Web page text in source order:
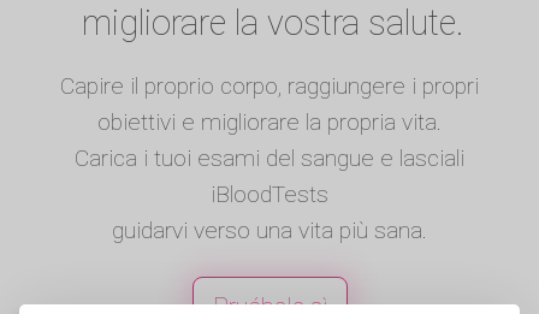
migliorare la vostra salute.
Capire il proprio corpo, raggiungere i propri
obiettivi e migliorare la propria vita.
Carica i tuoi esami del sangue e lasciali
iBloodTests
guidarvi verso una vita più sana.
Pruébala sì